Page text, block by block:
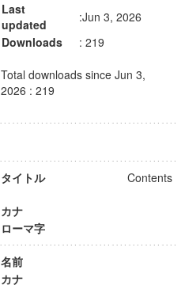
Last
updated
:Jun 3, 2026
Downloads
: 219
Total downloads since Jun 3,
2026 : 219
タイトル Contents
カナ
ローマ字
名前
カナ